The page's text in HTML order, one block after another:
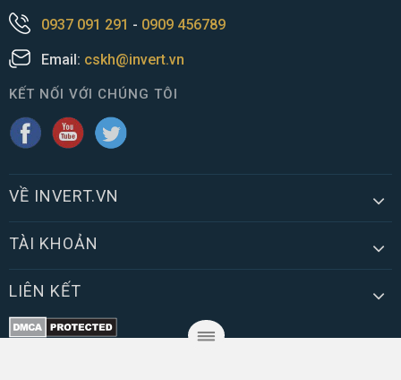
0937 091 291 - 0909 456789
Email: cskh@invert.vn
KẾT NỐI VỚI CHÚNG TÔI
VỀ INVERT.VN
TÀI KHOẢN
LIÊN KẾT